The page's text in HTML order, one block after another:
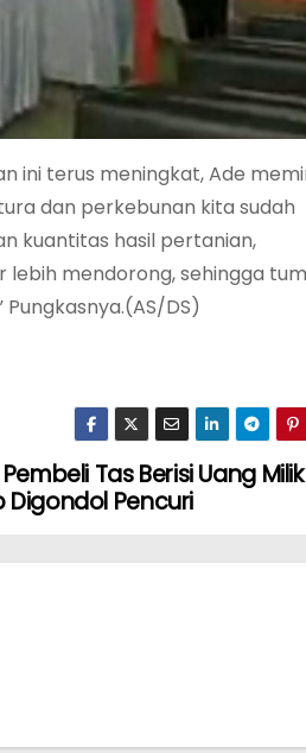
ini terus meningkat, Ade
dan perkebunan kita sudah
kuantitas hasil pertanian,
mendorong, sehingga
DS)
Tas Berisi Uang Milik
Digondol Pencuri